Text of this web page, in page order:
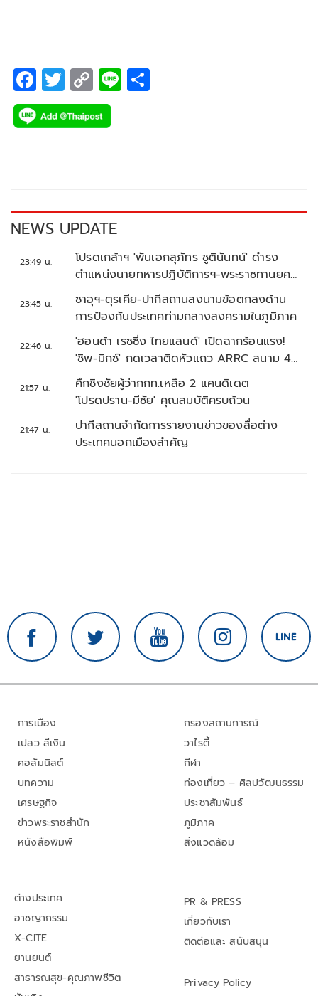
F
ac
e
k
T
wi
tt
C
o
p
k
Li
NEWS UPDATE
23:49 น.
โปรดเกล้าฯ 'พันเอกสุภัทร ชูตินันทน์' ดำรง
ตำแหน่งนายทหารปฏิบัติการฯ-พระราชทานยศ
'พลตรี'
23:45 น.
ซาอุฯ-ตุรเคีย-ปากีสถานลงนามข้อตกลงด้าน
การป้องกันประเทศท่ามกลางสงครามในภูมิภาค
22:46 น.
'ฮอนด้า เรซซิ่ง ไทยแลนด์' เปิดฉากร้อนแรง!
'ชิพ-มิกซ์' กดเวลาติดหัวแถว ARRC สนาม 4
ที่มัลดาลิกา
21:57 น.
ศึกชิงชัยผู้ว่ากกท.เหลือ 2 แคนดิเดต
'โปรดปราน-มีชัย' คุณสมบัติครบถ้วน
21:47 น.
ปากีสถานจำกัดการรายงานข่าวของสื่อต่าง
ประเทศนอกเมืองสำคัญ
การเมือง
เปลว สีเงิน
คอลัมนิสต์
บทความ
เศรษฐกิจ
ข่าวพระราชสำนัก
หนังสือพิมพ์
กรองสถานการณ์
วาไรตี้
กีฬา
ท่องเที่ยว – ศิลปวัฒนธรรม
ประชาสัมพันธ์
ภูมิภาค
สิ่งแวดล้อม
ต่างประเทศ
อาชญากรรม
X-CITE
ยานยนต์
สาธารณสุข-คุณภาพชีวิต
PR & PRESS
เกี่ยวกับเรา
ติดต่อและ สนับสนุน
Privacy Policy